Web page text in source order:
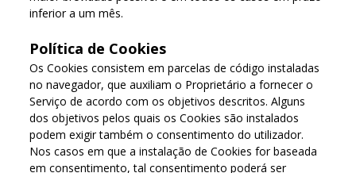
inferior a um mês.
Política de Cookies
Os Cookies consistem em parcelas de código instaladas
no navegador, que auxiliam o Proprietário a fornecer o
Serviço de acordo com os objetivos descritos. Alguns
dos objetivos pelos quais os Cookies são instalados
podem exigir também o consentimento do utilizador.
Nos casos em que a instalação de Cookies for baseada
em consentimento, tal consentimento poderá ser